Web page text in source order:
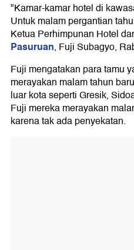
"Kamar-kamar hotel di
Untuk malam pergantian
Ketua Perhimpunan Hotel
Pasuruan, Fuji Subagyo,
Fuji mengatakan para tamu
merayakan malam tahun
luar kota seperti Gresik,
Fuji mereka merayakan
karena tak ada penyekatan.